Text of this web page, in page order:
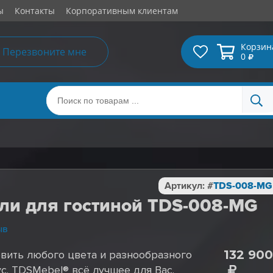
Контакты Корпоративным клиентам
Перезвоните мне
0
для гостиной TDS-008-MG
Артикул: #TDS-008-MG
любого цвета и разнообразного
TDSMebel® всё лучшее для Вас.
132 900